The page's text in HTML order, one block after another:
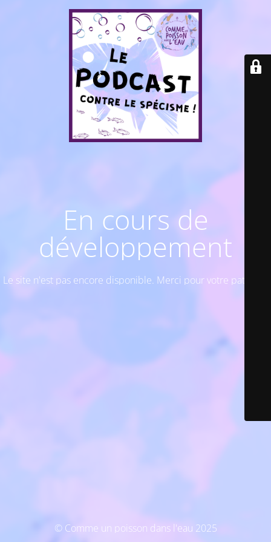
En cours de
développement
Le site n'est pas encore disponible. Merci pour votre patience
© Comme un poisson dans l'eau 2025